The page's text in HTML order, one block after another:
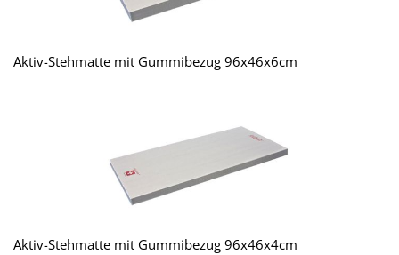
Aktiv-Stehmatte mit Gummibezug 96x46x6cm
Aktiv-Stehmatte mit Gummibezug 96x46x4cm